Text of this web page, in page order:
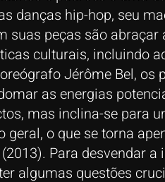
danças hip-hop, seu
suas peças são abraçar
culturais, incluindo
Jérôme Bel, os
as energias
mas inclina-se para
o que se torna
Para desvendar a
algumas questões